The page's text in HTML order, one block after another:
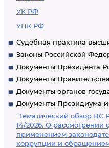
УК РФ
УПК РФ
Судебная практика
Законы Российской
Документы Президента
Документы
Документы органов
Документы Президиума
"Тематический обзор ВС
14/2026. О рассмотрении
применением
коррупции и